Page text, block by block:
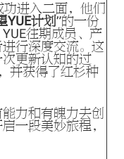
功进入二面，他们
YUE计划”的一份
往期成员、产
行深度交流。这
更新认知的过
并获得了红杉种
力和有魄力去创
一段美妙旅程，